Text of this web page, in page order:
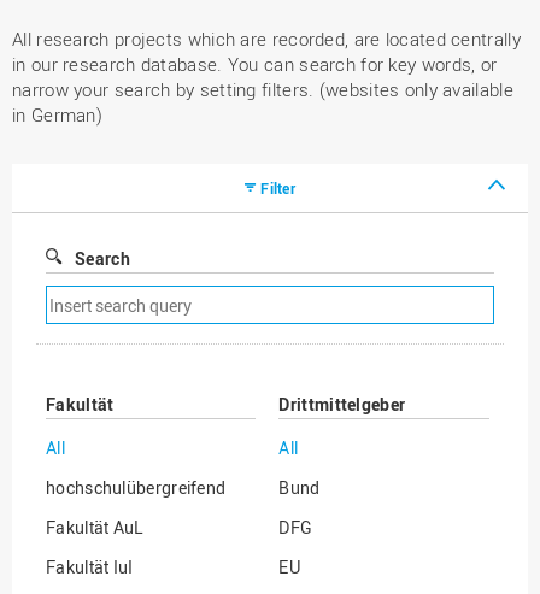
All research projects which are recorded, are located centrally
in our research database. You can search for key words, or
narrow your search by setting filters. (websites only available
in German)
Filter
Search
Remove
search
filter
Fakultät
All
hochschulübergreifend
Fakultät AuL
Fakultät IuI
Drittmittelgeber
All
Bund
DFG
EU